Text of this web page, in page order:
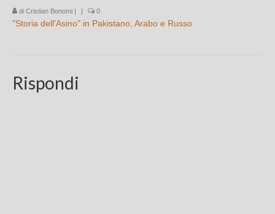
FAQ
di Cristian Bonomi | | 0
"Storia dell'Asino" in Pakistano, Arabo e Russo
Rispondi